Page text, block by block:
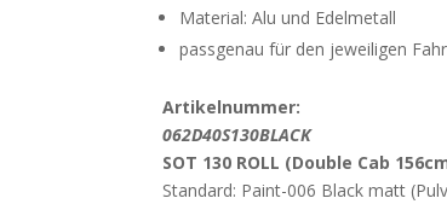
Material: Alu und Edelmetall
passgenau für den jeweiligen
Artikelnummer:
062D40S130BLACK
SOT 130 ROLL (Double Cab
Standard: Paint-006 Black matt